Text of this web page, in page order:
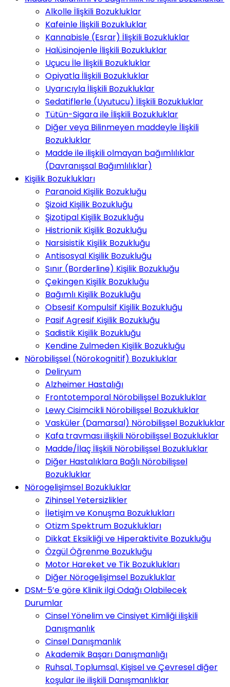
Alkolle İlişkili Bozukluklar
Kafeinle İlişkili Bozukluklar
Kannabisle (Esrar) İlişkili Bozukluklar
Halüsinojenle İlişkili Bozukluklar
Uçucu İle İlişkili Bozukluklar
Opiyatla İlişkili Bozukluklar
Uyarıcıyla İlişkili Bozukluklar
Sedatiflerle (Uyutucu) İlişkili Bozukluklar
Tütün-Sigara ile İlişkili Bozukluklar
Diğer veya Bilinmeyen maddeyle İlişkili
Bozukluklar
Madde ile ilişkili olmayan bağımlılıklar
(Davranışsal Bağımlılıklar)
Kişilik Bozuklukları
Paranoid Kişilik Bozukluğu
Şizoid Kişilik Bozukluğu
Şizotipal Kişilik Bozukluğu
Histrionik Kişilik Bozukluğu
Narsisistik Kişilik Bozukluğu
Antisosyal Kişilik Bozukluğu
Sınır (Borderline) Kişilik Bozukluğu
Çekingen Kişilik Bozukluğu
Bağımlı Kişilik Bozukluğu
Obsesif Kompulsif Kişilik Bozukluğu
Pasif Agresif Kişilik Bozukluğu
Sadistik Kişilik Bozukluğu
Kendine Zulmeden Kişilik Bozukluğu
Nörobilişsel (Nörokognitif) Bozukluklar
Deliryum
Alzheimer Hastalığı
Frontotemporal Nörobilişsel Bozukluklar
Lewy Cisimcikli Nörobilişsel Bozukluklar
Vasküler (Damarsal) Nörobilişsel Bozukluklar
Kafa travması ilişkili Nörobilişsel Bozukluklar
Madde/İlaç İlişkili Nörobilişsel Bozukluklar
Diğer Hastalıklara Bağlı Nörobilişsel
Bozukluklar
Nörogelişimsel Bozukluklar
Zihinsel Yetersizlikler
İletişim ve Konuşma Bozuklukları
Otizm Spektrum Bozuklukları
Dikkat Eksikliği ve Hiperaktivite Bozukluğu
Özgül Öğrenme Bozukluğu
Motor Hareket ve Tik Bozuklukları
Diğer Nörogelişimsel Bozukluklar
DSM-5’e göre Klinik ilgi Odağı Olabilecek
Durumlar
Cinsel Yönelim ve Cinsiyet Kimliği ilişkili
Danışmanlık
Cinsel Danışmanlık
Akademik Başarı Danışmanlığı
Ruhsal, Toplumsal, Kişisel ve Çevresel diğer
koşular ile ilişkili Danışmanlıklar